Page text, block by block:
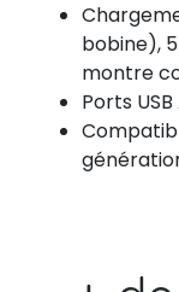
bobine),
montre
Ports USB